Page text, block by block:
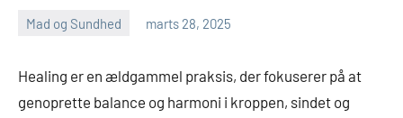
Mad og Sundhed marts 28, 2025
Healing er en ældgammel praksis, der fokuserer på at
genoprette balance og harmoni i kroppen, sindet og